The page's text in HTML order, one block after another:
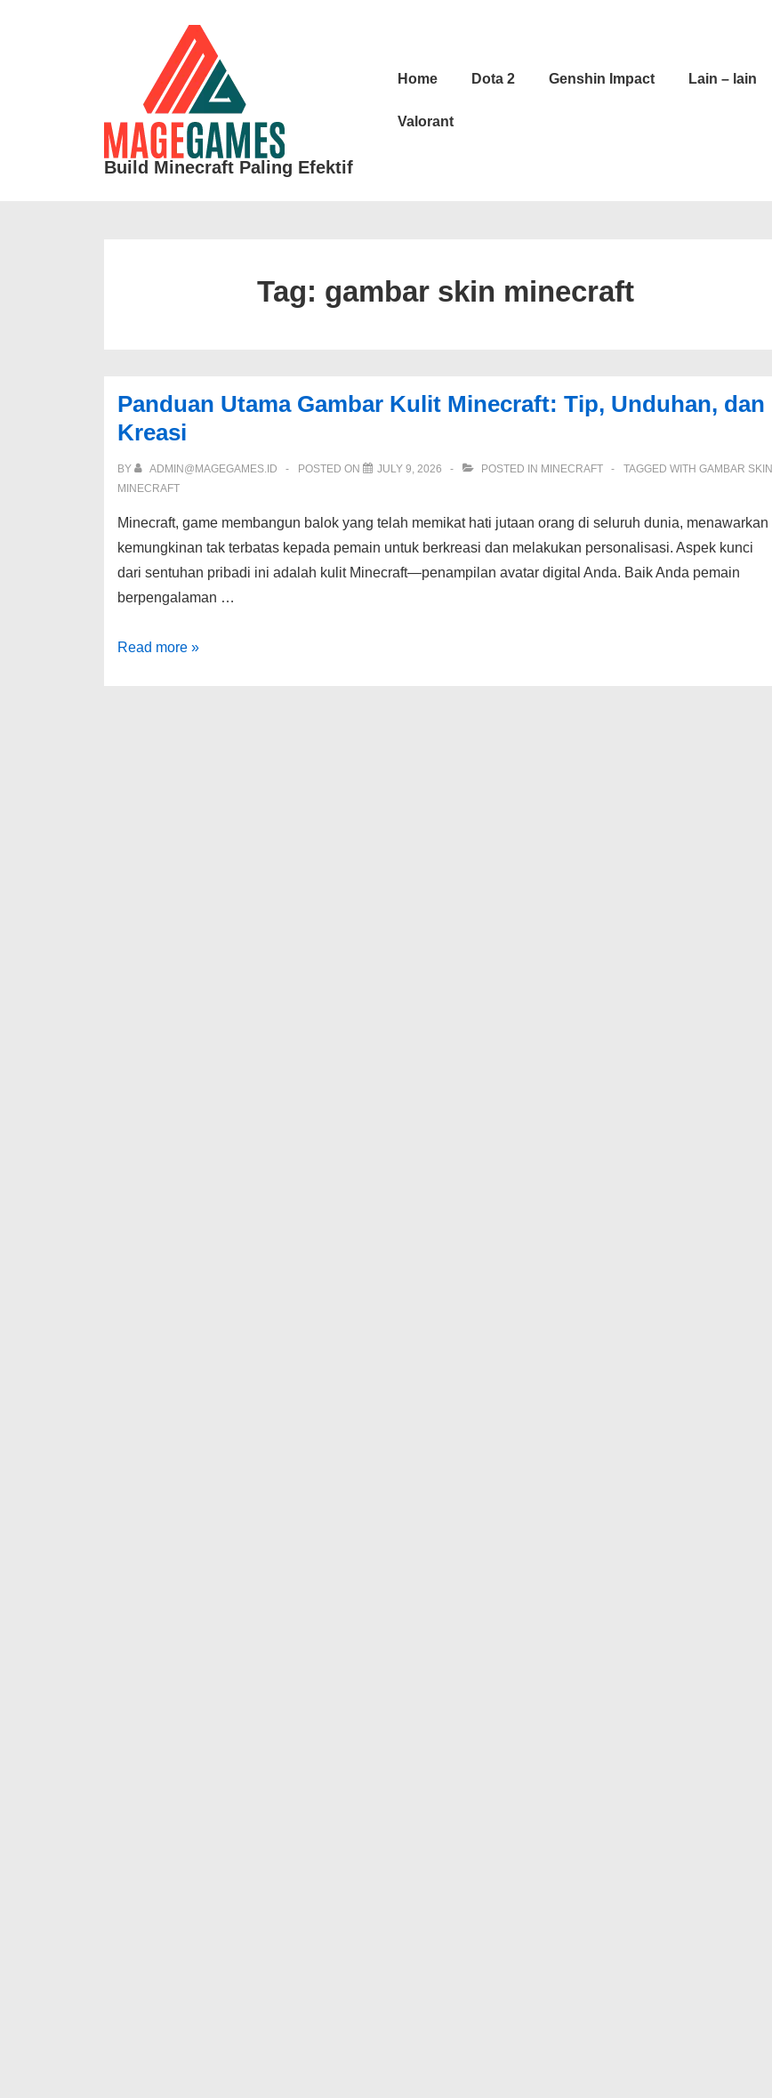
Build Minecraft Paling Efektif
Main
Home Dota 2 Genshin Impact Lain – lain
Valorant
Tag: gambar skin minecraft
Panduan Utama Gambar Kulit Minecraft: Tip, Unduhan, dan
Kreasi
BY ADMIN@MAGEGAMES.ID POSTED ON JULY 9, 2026 POSTED IN MINECRAFT TAGGED WITH GAMBAR SKIN
MINECRAFT
Minecraft, game membangun balok yang telah memikat hati jutaan orang di seluruh dunia, menawarkan
kemungkinan tak terbatas kepada pemain untuk berkreasi dan melakukan personalisasi. Aspek kunci
dari sentuhan pribadi ini adalah kulit Minecraft—penampilan avatar digital Anda. Baik Anda pemain
berpengalaman …
Panduan
Read more »